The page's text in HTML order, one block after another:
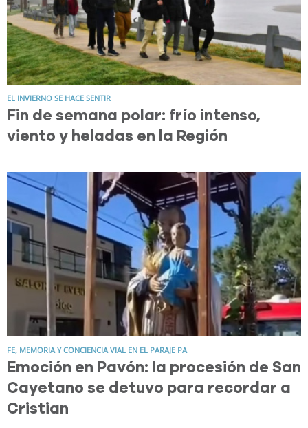
EL INVIERNO SE HACE SENTIR
Fin de semana polar: frío intenso,
viento y heladas en la Región
FE, MEMORIA Y CONCIENCIA VIAL EN EL PARAJE PA
Emoción en Pavón: la procesión de San
Cayetano se detuvo para recordar a
Cristian